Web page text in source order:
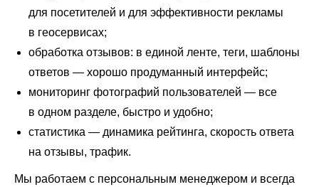
для посетителей и для эффективности рекламы
в геосервисах;
обработка отзывов: в единой ленте, теги, шаблоны
ответов ― хорошо продуманный интерфейс;
мониторинг фотографий пользователей ― все
в одном разделе, быстро и удобно;
статистика ― динамика рейтинга, скорость ответа
на отзывы, трафик.
Мы работаем с персональным менеджером и всегда
Работа с данными
Заполнение данных
Актуальность данных
Контроль изменения данных
Фантомы для поиска дубликатов